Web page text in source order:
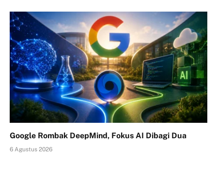
Google Rombak DeepMind, Fokus AI Dibagi Dua
6 Agustus 2026